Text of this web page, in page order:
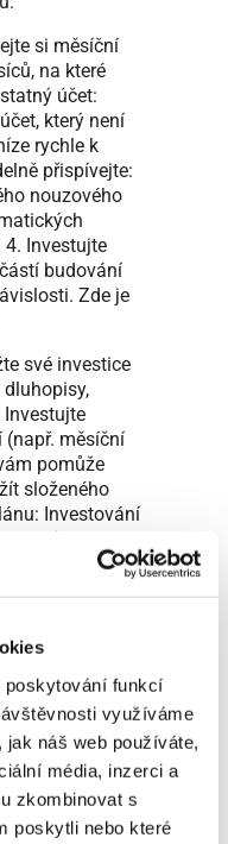
poskytování funkcí
využíváme
náš web používáte,
média, inzerci a
zkombinovat s
poskytli nebo které
si měsíční
na které
účet:
který není
rychle k
přispívejte:
nouzového
Investujte
budování
Zde je
své investice
(např. měsíční
pomůže
složeného
Investování
se svého
sestavit a
5. Snižte a
Snížení
z vašich
strategií, jak
si